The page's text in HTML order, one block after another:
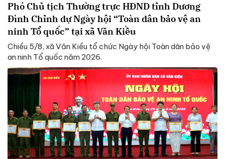
Phó Chủ tịch Thường trực HĐND tỉnh Dương
Đình Chỉnh dự Ngày hội “Toàn dân bảo vệ an
ninh Tổ quốc” tại xã Văn Kiều
Chiều 5/8, xã Văn Kiều tổ chức Ngày hội Toàn dân bảo vệ
an ninh Tổ quốc năm 2026.